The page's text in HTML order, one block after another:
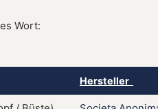
Wort:
Hersteller